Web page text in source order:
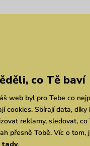
Chrudim
údajů
co Tě baví
web byl pro Tebe co
cookies. Sbírají data, díky
reklamy, sledovat, co
přesně Tobě. Víc o tom,